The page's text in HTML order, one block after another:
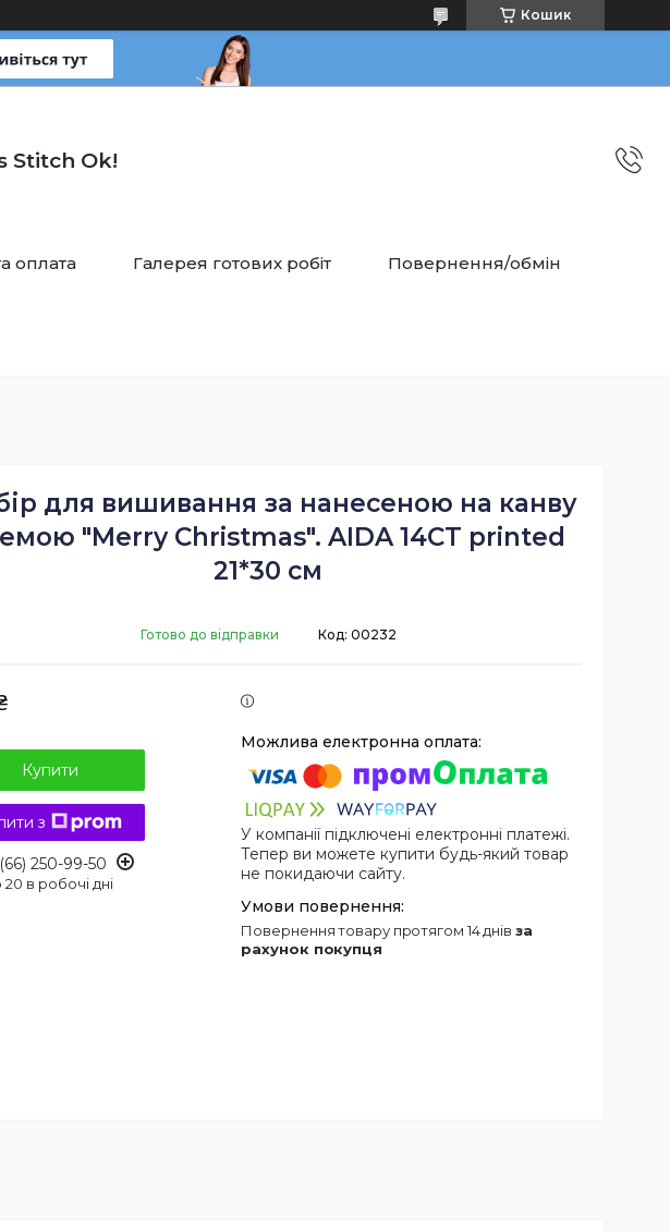
Кошик
Stitch Ok!
оплата Галерея готових робіт Повернення/обмін
для вишивання за нанесеною на канву
"Merry Christmas". AIDA 14CT printed
21*30 см
Готово до відправки Код: 00232
Купити
з
250-99-50
20 в робочі дні
У компанії підключені електронні платежі.
Тепер ви можете купити будь-який товар
не покидаючи сайту.
повернення товару протягом 14 днів за
рахунок покупця